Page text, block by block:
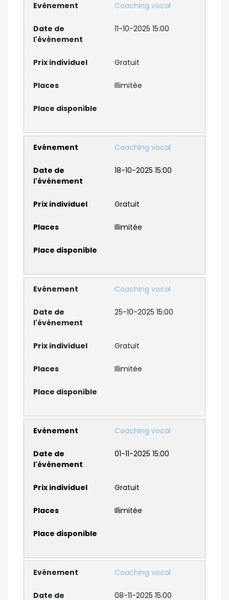
Coaching vocal
11-10-2025 15:00
Gratuit
Illimitée
Coaching vocal
18-10-2025 15:00
Gratuit
Illimitée
Coaching vocal
25-10-2025 15:00
Gratuit
Illimitée
Coaching vocal
01-11-2025 15:00
Gratuit
Illimitée
Coaching vocal
08-11-2025 15:00